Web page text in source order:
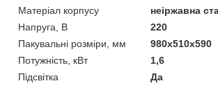
Матеріал корпусу
неіржавна
Напруга, В
220
Пакувальні розміри, мм
980х510х590
Потужність, кВт
1,6
Підсвітка
Да